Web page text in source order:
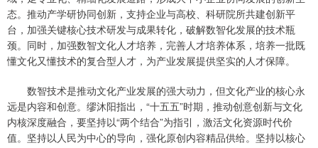
态。推动产学研协同创新，支持企业与高校、科研院所共建创新平
台，加强关键核心技术研发与成果转化，破解数智化发展的技术瓶
颈。同时，加强数智文化人才培养，完善人才培养体系，培养一批既
懂文化又懂技术的复合型人才，为产业发展提供坚实的人才保障。
数智技术是推动文化产业发展的强大动力，但文化产业的核心永
远是内容和创意。缪沐阳指出，“十五五”时期，推动创意创新与文化
内核深度融合，要坚持以“两个结合”为指引，激活文化资源时代价
值。坚持以人民为中心的导向，强化原创内容精品供给。坚持以核心